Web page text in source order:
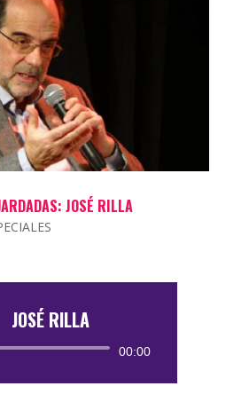
JOSÉ RILLA
JOSÉ RILLA
Reproductor
00:00